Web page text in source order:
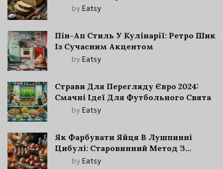
byEatsy
Пін-Ап Стиль У Кулінарії: Ретро Шик
Із Сучасним Акцентом
byEatsy
Страви Для Перегляду Євро 2024:
Смачні Ідеї Для Футбольного Свята
byEatsy
Як Фарбувати Яйця В Лушпинні
Цибулі: Старовинний Метод З
Сучасними Нюансами
byEatsy